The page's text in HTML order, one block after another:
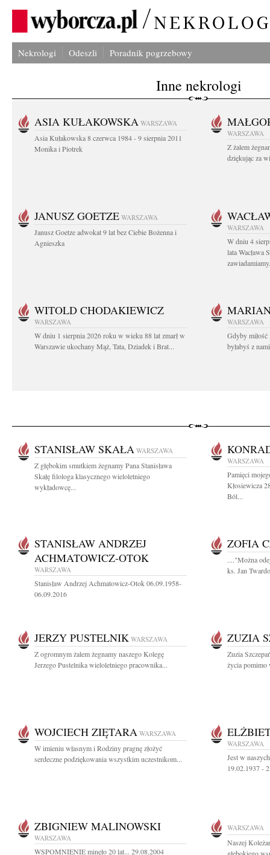
Nekrologi Odeszli Poradnik pogrzebowy
Inne nekrologi
ASIA KUŁAKOWSKA WARSZAWA
Asia Kułakowska 8 czerwca 1984 - 9 sierpnia 2011
Monika i Piotrek
WARSZAWA
Z żalem
dziękując za
JANUSZ GOETZE WARSZAWA
Janusz Goetze adwokat 9 lat bez Ciebie Bożenna i
Agnieszka
WARSZAWA
W dniu 4
lata Wacława
WITOLD CHODAKIEWICZ
WARSZAWA
W dniu 1 sierpnia 2026 roku w wieku 88 lat zmarł w
Warszawie ukochany Mąż, Tata, Dziadek i Brat...
WARSZAWA
Gdyby miłość
byłabyś z
STANISŁAW SKAŁA WARSZAWA
Z głębokim smutkiem żegnamy Pana Stanisława
Skałę filologa klasycznego wieloletniego
wykładowcę...
WARSZAWA
Pamięci
Kłosiewicza
Ból...
STANISŁAW ANDRZEJ
ACHMATOWICZ-OTOK
WARSZAWA
Stanisław Andrzej Achmatowicz-Otok 06.09.1958-
06.09.2016
ZOFIA
...."Można
ks. Jan
JERZY PUSTELNIK WARSZAWA
Z ogromnym żalem żegnamy naszego Kolegę
Jerzego Pustelnika wieloletniego pracownika...
ZUZIA
Zuzia
życia pomimo
WOJCIECH ZIĘTARA WARSZAWA
W imieniu własnym i Rodziny pragnę złożyć
serdeczne podziękowania wszystkim uczestnikom...
WARSZAWA
Jest w
19.02.1937 -
ZBIGNIEW MALINOWSKI
WARSZAWA
WSPOMNIENIE minęło 20 lat... 29.08.2004
WARSZAWA
Naszej